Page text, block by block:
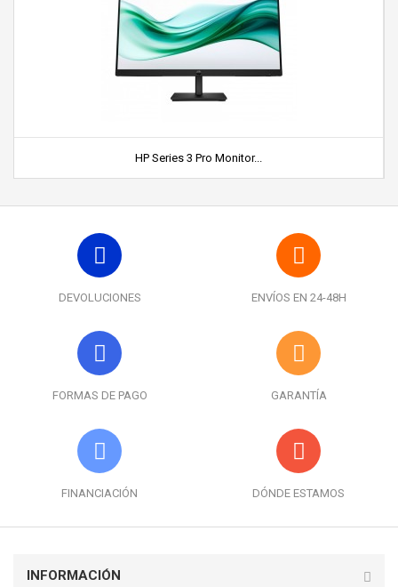
HP Series 3 Pro Monitor...
DEVOLUCIONES ENVÍOS EN 24-48H
FORMAS DE PAGO GARANTÍA
FINANCIACIÓN DÓNDE ESTAMOS
INFORMACIÓN